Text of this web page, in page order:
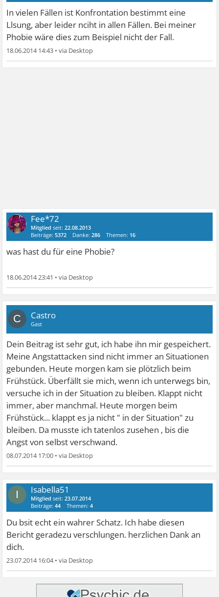
In vielen Fällen ist Konfrontation bestimmt eine
Llsung, aber leider nciht in allen Fällen. Bei meiner
Phobie wäre dies zum Beispiel nicht der Fall.
18.06.2014 14:43 •
Fee*72
Mitglied seit:22.08.2013
Beiträge:5372 Danke:286 Themen: 16
was hast du für eine Phobie?
18.06.2014 23:41 •
C Castro
Gast
Dein Beitrag ist sehr gut, ich habe ihn mir gespeichert.
Meine Angstattacken sind nicht immer an Situationen
gebunden. Heute morgen kam sie plötzlich beim
Frühstück. Überfällt sie mich, wenn ich unterwegs bin,
versuche ich in der Situation zu bleiben. Klappt nicht
immer, aber manchmal. Heute morgen beim
Frühstück... klappt es ja nicht " in der Situation" zu
bleiben. Da musste ich tatenlos zusehen , bis die
Angst von selbst verschwand.
08.07.2014 17:00 •
I Isabella51
Mitglied seit:23.07.2014
Beiträge:44 Themen:4
Du bsit echt ein wahrer Schatz. Ich habe diesen
Bericht geradezu verschlungen. herzlichen Dank an
dich.
23.07.2014 16:04•